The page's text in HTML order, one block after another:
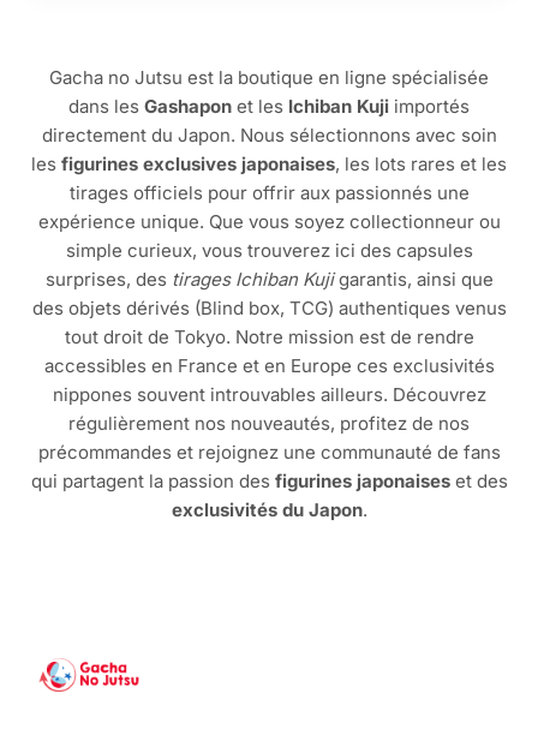
Gacha no Jutsu est la boutique en ligne spécialisée
dans les Gashapon et les Ichiban Kuji importés
directement du Japon. Nous sélectionnons avec soin
les figurines exclusives japonaises, les lots rares et les
tirages officiels pour offrir aux passionnés une
expérience unique. Que vous soyez collectionneur ou
simple curieux, vous trouverez ici des capsules
surprises, des tirages Ichiban Kujigarantis, ainsi que
des objets dérivés (Blind box, TCG) authentiques venus
tout droit de Tokyo. Notre mission est de rendre
accessibles en France et en Europe ces exclusivités
nippones souvent introuvables ailleurs. Découvrez
régulièrement nos nouveautés, profitez de nos
précommandes et rejoignez une communauté de fans
qui partagent la passion des figurines japonaiseset des
exclusivités du Japon.